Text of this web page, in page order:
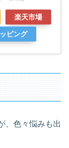
楽天市場
ピング
、色々悩みも出